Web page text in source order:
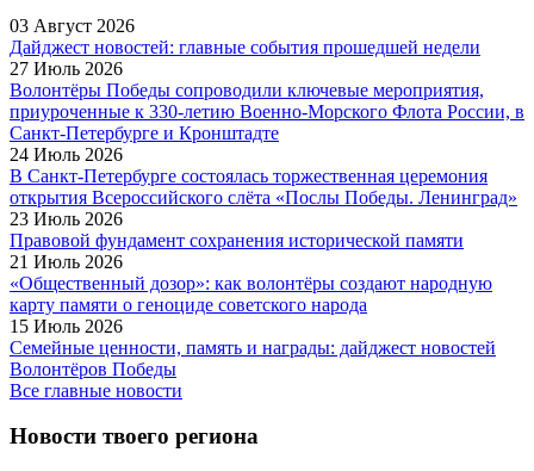
03 Август 2026
Дайджест новостей: главные события прошедшей недели
27 Июль 2026
Волонтёры Победы сопроводили ключевые мероприятия,
приуроченные к 330-летию Военно-Морского Флота России, в
Санкт-Петербурге и Кронштадте
24 Июль 2026
В Санкт-Петербурге состоялась торжественная церемония
открытия Всероссийского слёта «Послы Победы. Ленинград»
23 Июль 2026
Правовой фундамент сохранения исторической памяти
21 Июль 2026
«Общественный дозор»: как волонтёры создают народную
карту памяти о геноциде советского народа
15 Июль 2026
Семейные ценности, память и награды: дайджест новостей
Волонтёров Победы
Все главные новости
Новости твоего региона